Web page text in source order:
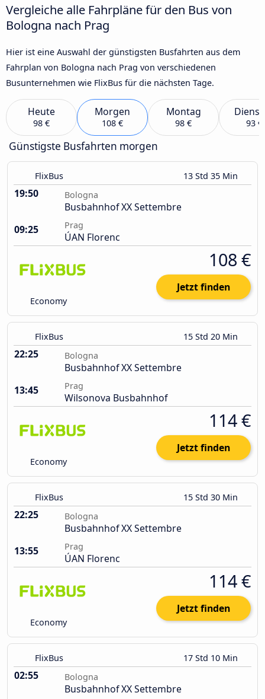
Vergleiche alle Fahrpläne für den Bus von
Bologna nach Prag
Hier ist eine Auswahl der günstigsten Busfahrten aus dem
Fahrplan von Bologna nach Prag von verschiedenen
Busunternehmen wie FlixBus für die nächsten Tage.
Heute
98 €
Morgen
108 €
Montag
98 € 93 €
Günstigste Busfahrten morgen
FlixBus 13 Std 35 Min
19:50 Bologna
Busbahnhof XX Settembre
09:25
Prag
ÚAN Florenc
Economy
108 €
Jetzt finden
FlixBus 15 Std 20 Min
22:25 Bologna
Busbahnhof XX Settembre
13:45
Prag
Wilsonova Busbahnhof
Economy
114 €
Jetzt finden
FlixBus 15 Std 30 Min
22:25 Bologna
Busbahnhof XX Settembre
13:55
Prag
ÚAN Florenc
Economy
114 €
Jetzt finden
FlixBus 17 Std 10 Min
02:55 Bologna
Busbahnhof XX Settembre